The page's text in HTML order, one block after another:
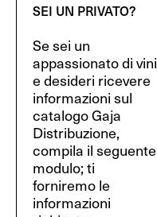
SEI UN PRIVATO?
Se sei un
appassionato di vini
e desideri ricevere
informazioni sul
catalogo Gaja
Distribuzione,
compila il seguente
modulo; ti
forniremo le
informazioni